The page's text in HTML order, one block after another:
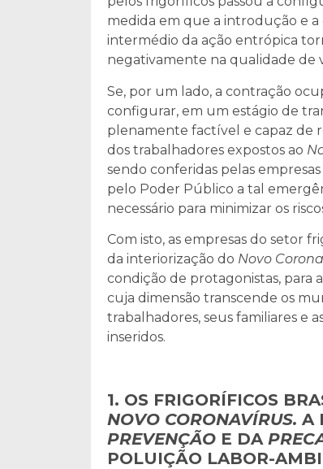
medida em que a introdução e a
intermédio da ação entrópica
negativamente na qualidade de
Se, por um lado, a contração
configurar, em um estágio de
plenamente factível e capaz de
dos trabalhadores expostos ao
sendo conferidas pelas
pelo Poder Público a tal
necessário para minimizar os
Com isto, as empresas do setor
da interiorização do Novo
condição de protagonistas, para
cuja dimensão transcende os
trabalhadores, seus familiares e
inseridos.
1. OS FRIGORÍFICOS
NOVO CORONAVÍRUS. A
PREVENÇÃO E DA
POLUIÇÃO LABOR-